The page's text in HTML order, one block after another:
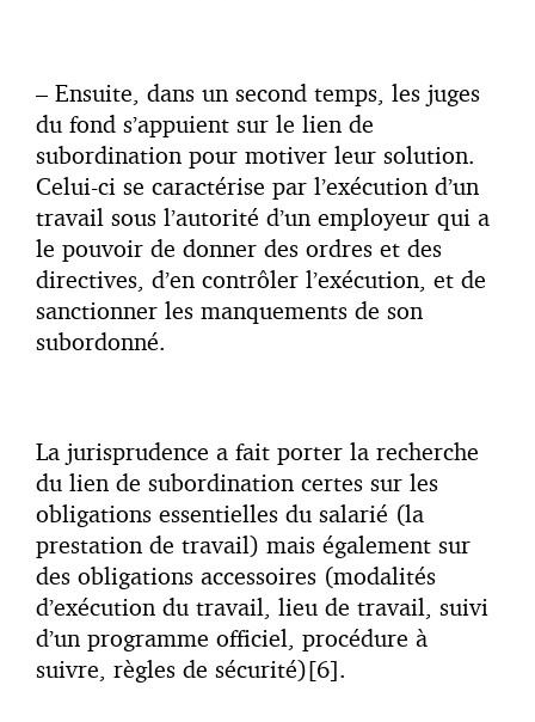
– Ensuite, dans un second temps, les juges
du fond s’appuient sur le lien de
subordination pour motiver leur solution.
Celui-ci se caractérise par l’exécution d’un
travail sous l’autorité d’un employeur qui a
le pouvoir de donner des ordres et des
directives, d’en contrôler l’exécution, et de
sanctionner les manquements de son
subordonné.
La jurisprudence a fait porter la recherche
du lien de subordination certes sur les
obligations essentielles du salarié (la
prestation de travail) mais également sur
des obligations accessoires (modalités
d’exécution du travail, lieu de travail, suivi
d’un programme officiel, procédure à
suivre, règles de sécurité)[6].